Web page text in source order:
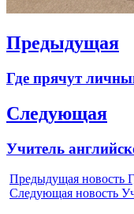
Навигация
записям
Предыдущая
Previous
post:
Где прячут
Следующая
Next
Учитель
Предыдущая новость
Следующая новость